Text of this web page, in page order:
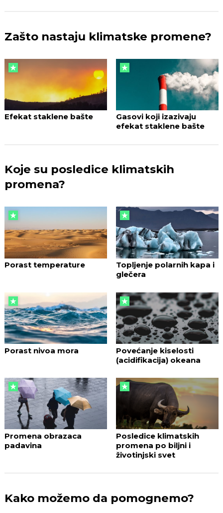
Zašto nastaju klimatske promene?
Efekat staklene bašte
Gasovi koji izazivaju
efekat staklene bašte
Koje su posledice klimatskih
promena?
Porast temperature
Topljenje polarnih kapa i
glečera
Porast nivoa mora
Povećanje kiselosti
(acidifikacija) okeana
Promena obrazaca
padavina
Posledice klimatskih
promena po biljni i
životinjski svet
Kako možemo da pomognemo?